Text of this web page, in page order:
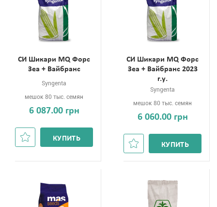
СИ Шикари MQ Форс
Зеа + Вайбранс
Syngenta
мешок 80 тыс. семян
6 087.00 грн
КУПИТЬ
СИ Шикари MQ Форс
Зеа + Вайбранс 2023
г.у.
Syngenta
мешок 80 тыс. семян
6 060.00 грн
КУПИТЬ